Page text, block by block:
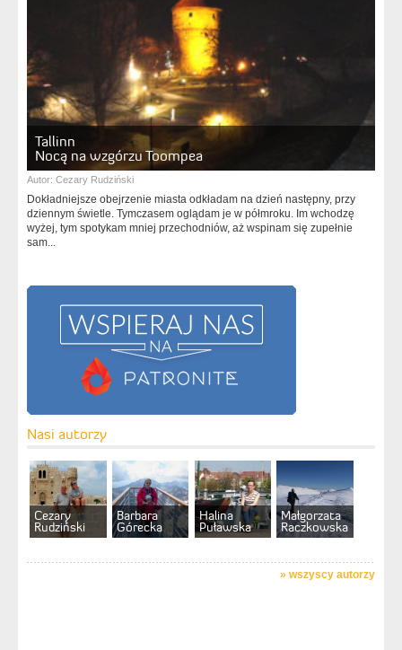
Tallinn
Nocą na wzgórzu Toompea
Autor: Cezary Rudziński
Dokładniejsze obejrzenie miasta odkładam na dzień następny, przy
dziennym świetle. Tymczasem oglądam je w półmroku. Im wchodzę
wyżej, tym spotykam mniej przechodniów, aż wspinam się zupełnie
sam...
Nasi autorzy
Cezary
Rudziński
Barbara
Górecka
Halina
Puławska
Małgorzata
Raczkowska
» wszyscy autorzy